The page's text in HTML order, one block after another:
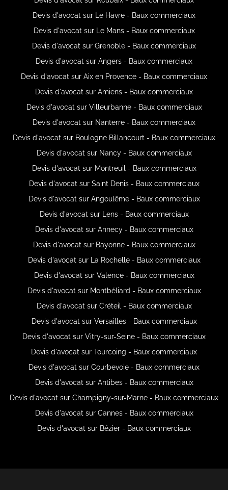
Devis d'avocat sur Le Havre - Baux commerciaux
Devis d'avocat sur Le Mans - Baux commerciaux
Devis d'avocat sur Grenoble - Baux commerciaux
Devis d'avocat sur Angers - Baux commerciaux
Devis d'avocat sur Aix en Provence - Baux commerciaux
Devis d'avocat sur Amiens - Baux commerciaux
Devis d'avocat sur Villeurbanne - Baux commerciaux
Devis d'avocat sur Nanterre - Baux commerciaux
Devis d'avocat sur Boulogne Billancourt - Baux commerciaux
Devis d'avocat sur Nancy - Baux commerciaux
Devis d'avocat sur Montreuil - Baux commerciaux
Devis d'avocat sur Saint Denis - Baux commerciaux
Devis d'avocat sur Angoulême - Baux commerciaux
Devis d'avocat sur Lens - Baux commerciaux
Devis d'avocat sur Annecy - Baux commerciaux
Devis d'avocat sur Bayonne - Baux commerciaux
Devis d'avocat sur La Rochelle - Baux commerciaux
Devis d'avocat sur Valence - Baux commerciaux
Devis d'avocat sur Montbéliard - Baux commerciaux
Devis d'avocat sur Créteil - Baux commerciaux
Devis d'avocat sur Versailles - Baux commerciaux
Devis d'avocat sur Vitry-sur-Seine - Baux commerciaux
Devis d'avocat sur Tourcoing - Baux commerciaux
Devis d'avocat sur Courbevoie - Baux commerciaux
Devis d'avocat sur Antibes - Baux commerciaux
Devis d'avocat sur Champigny-sur-Marne - Baux commerciaux
Devis d'avocat sur Cannes - Baux commerciaux
Devis d'avocat sur Bézier - Baux commerciaux